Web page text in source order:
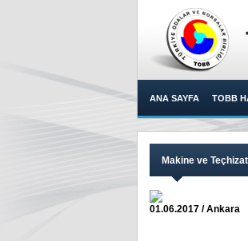
ANA SAYFA TOBB
Makine ve
01.06.2017 / Ankara